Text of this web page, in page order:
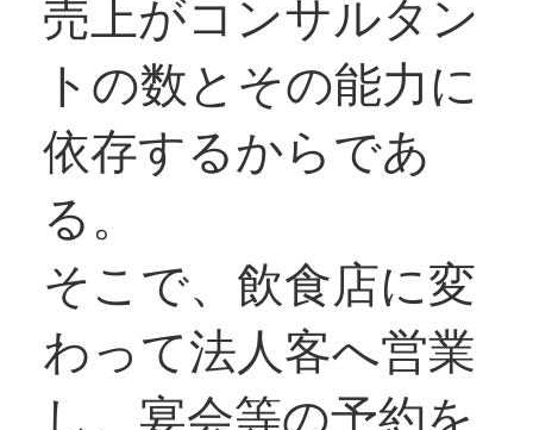
売上がコンサルタン
トの数とその能力に
依存するからであ
る。
そこで、飲食店に変
わって法人客へ営業
し、宴会等の予約を